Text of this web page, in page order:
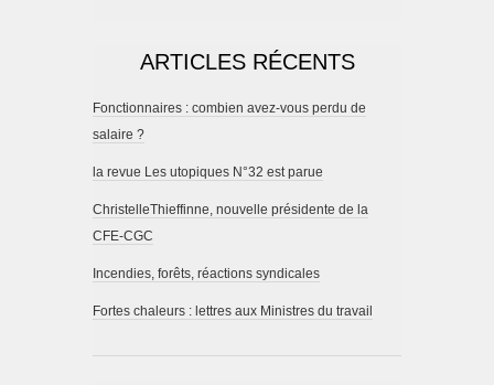
ARTICLES RÉCENTS
Fonctionnaires : combien avez-vous perdu de
salaire ?
la revue Les utopiques N°32 est parue
ChristelleThieffinne, nouvelle présidente de la
CFE-CGC
Incendies, forêts, réactions syndicales
Fortes chaleurs : lettres aux Ministres du travail